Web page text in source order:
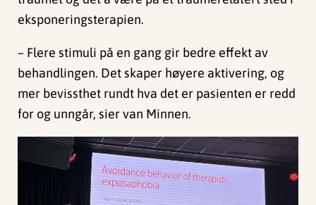
eksponeringsterapien.
– Flere stimuli på en gang gir bedre effekt av
behandlingen. Det skaper høyere aktivering, og
mer bevissthet rundt hva det er pasienten er redd
for og unngår, sier van Minnen.